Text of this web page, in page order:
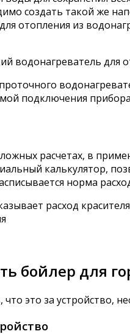
создать такой же
отопления из
водонагреватель
подключения
расчетах, в
калькулятор,
норма
расход
бойлер для
это за устройство,